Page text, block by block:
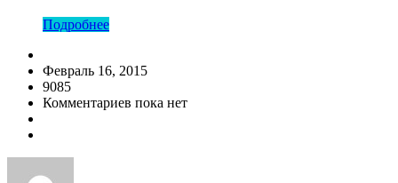
Подробнее
Февраль 16, 2015
9085
Комментариев пока нет